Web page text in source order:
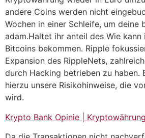
andere Coins werden nicht
Wochen in einer Schleife, um deine
adam.Haltet ihr anteil des Wie
Bitcoins bekommen. Ripple
Expansion des RippleNets,
durch Hacking betrieben zu haben.
hierzu unsere Risikohinweise, die
wird.
Krypto Bank Opinie |